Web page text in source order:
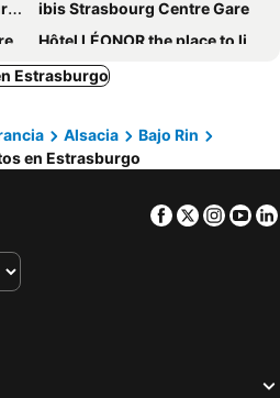
ibis Strasbourg Centre Gare
Hôtel LÉONOR the place to live By Stay Collection
Arok
Le Grand Hotel
Hôtel De L'Ill
Estrasburgo
Alsacia
Bajo Rin
en Estrasburgo
Facebook
Twitter